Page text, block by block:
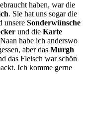
haben, war die
. Sie hat uns sogar die
unsere Sonderwünsche
und die Karte
habe ich anderswo
aber das Murgh
das Fleisch war schön
Ich komme gerne